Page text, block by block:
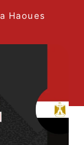
Haoues